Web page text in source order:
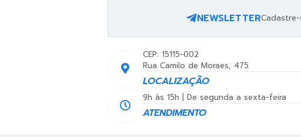
LOCALIZAÇÃO
Rua Camilo de Moraes, 475
CEP: 15115-002
ATENDIMENTO
9h às 15h | De segunda a sexta-feira
NEWSLETTER